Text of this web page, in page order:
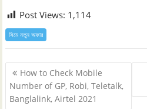
Post Views: 1,114
সিমে নতুন ‍অফার
Post
navigation
How to Check Mobile
Number of GP, Robi, Teletalk,
Banglalink, Airtel 2021